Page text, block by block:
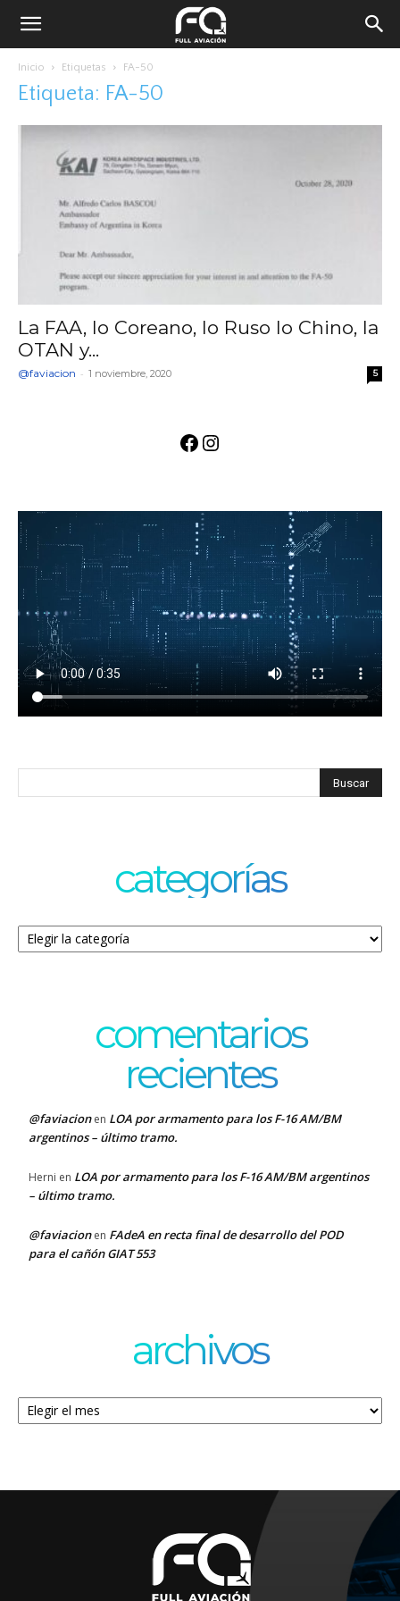
Inicio Etiquetas FA-50
Etiqueta: FA-50
La FAA, lo Coreano, lo Ruso lo Chino, la
OTAN y...
@faviacion - 1 noviembre, 2020 5
Facebook
Instagram
categorías
Categorías
comentarios
recientes
@faviacionen LOA por armamento para los F-16 AM/BM
argentinos – último tramo.
Herni en LOA por armamento para los F-16 AM/BM argentinos
– último tramo.
@faviacionen FAdeA en recta final de desarrollo del POD
para el cañón GIAT 553
archivos
Archivos